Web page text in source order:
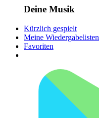
Deine Musik
Kürzlich gespielt
Meine Wiedergabelisten
Favoriten